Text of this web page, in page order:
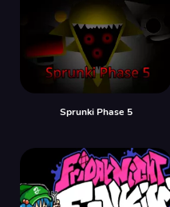
Sprunki Phase 5